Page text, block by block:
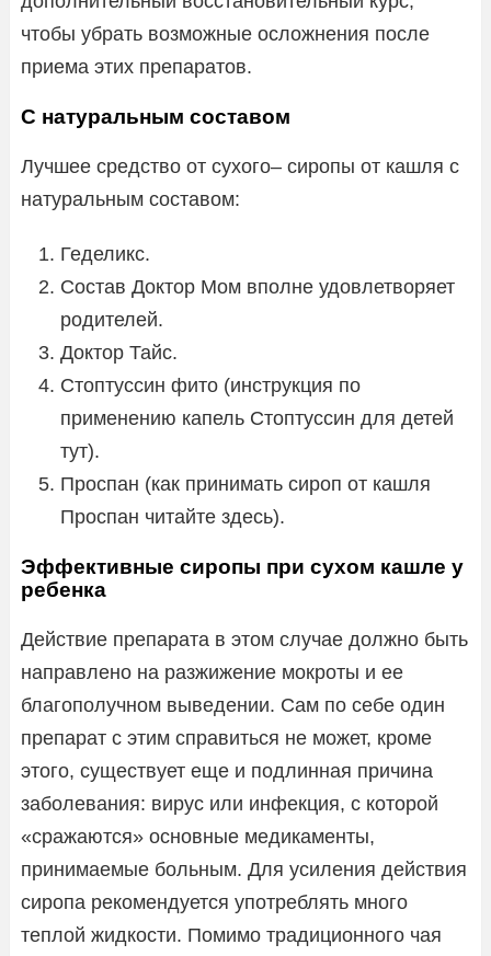
чтобы убрать возможные осложнения после
приема этих препаратов.
С натуральным составом
Лучшее средство от сухого– сиропы от кашля с
натуральным составом:
Геделикс.
Состав Доктор Мом вполне удовлетворяет
родителей.
Доктор Тайс.
Стоптуссин фито (инструкция по
применению капель Стоптуссин для детей
тут).
Проспан (как принимать сироп от кашля
Проспан читайте здесь).
Эффективные сиропы при сухом кашле у
ребенка
Действие препарата в этом случае должно быть
направлено на разжижение мокроты и ее
благополучном выведении. Сам по себе один
препарат с этим справиться не может, кроме
этого, существует еще и подлинная причина
заболевания: вирус или инфекция, с которой
«сражаются» основные медикаменты,
принимаемые больным. Для усиления действия
сиропа рекомендуется употреблять много
теплой жидкости. Помимо традиционного чая